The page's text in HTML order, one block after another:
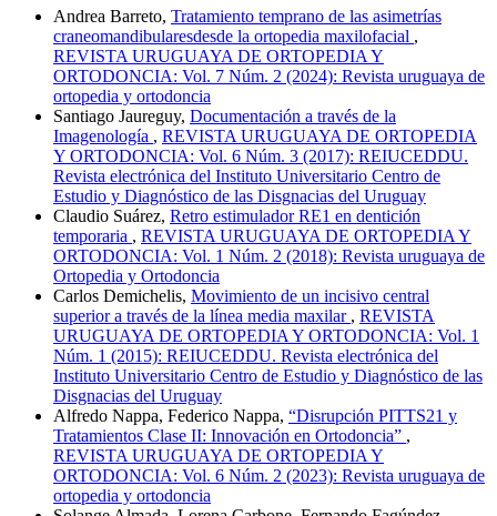
Andrea Barreto, Tratamiento temprano de las asimetrías
craneomandibularesdesde la ortopedia maxilofacial ,
REVISTA URUGUAYA DE ORTOPEDIA Y
ORTODONCIA: Vol. 7 Núm. 2 (2024): Revista uruguaya de
ortopedia y ortodoncia
Santiago Jaureguy, Documentación a través de la
Imagenología , REVISTA URUGUAYA DE ORTOPEDIA
Y ORTODONCIA: Vol. 6 Núm. 3 (2017): REIUCEDDU.
Revista electrónica del Instituto Universitario Centro de
Estudio y Diagnóstico de las Disgnacias del Uruguay
Claudio Suárez, Retro estimulador RE1 en dentición
temporaria , REVISTA URUGUAYA DE ORTOPEDIA Y
ORTODONCIA: Vol. 1 Núm. 2 (2018): Revista uruguaya de
Ortopedia y Ortodoncia
Carlos Demichelis, Movimiento de un incisivo central
superior a través de la línea media maxilar , REVISTA
URUGUAYA DE ORTOPEDIA Y ORTODONCIA: Vol. 1
Núm. 1 (2015): REIUCEDDU. Revista electrónica del
Instituto Universitario Centro de Estudio y Diagnóstico de las
Disgnacias del Uruguay
Alfredo Nappa, Federico Nappa, “Disrupción PITTS21 y
Tratamientos Clase II: Innovación en Ortodoncia” ,
REVISTA URUGUAYA DE ORTOPEDIA Y
ORTODONCIA: Vol. 6 Núm. 2 (2023): Revista uruguaya de
ortopedia y ortodoncia